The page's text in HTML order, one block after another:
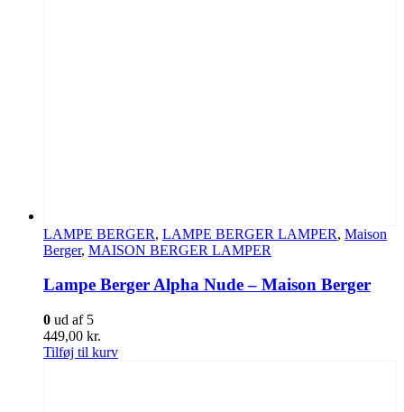
LAMPE BERGER, LAMPE BERGER LAMPER, Maison
Berger, MAISON BERGER LAMPER
Lampe Berger Alpha Nude – Maison Berger
0 ud af 5
449,00 kr.
Tilføj til kurv